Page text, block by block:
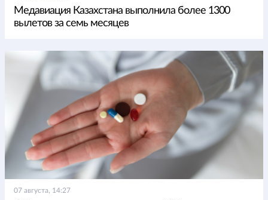
Медавиация Казахстана выполнила более 1300
вылетов за семь месяцев
07 августа, 14:27